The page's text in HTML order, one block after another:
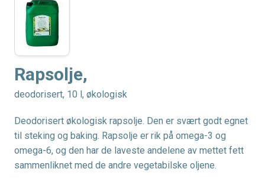
Rapsolje,
deodorisert, 10 l, økologisk
Deodorisert økologisk rapsolje. Den er svært godt egnet
til steking og baking. Rapsolje er rik på omega-3 og
omega-6, og den har de laveste andelene av mettet fett
sammenliknet med de andre vegetabilske oljene.